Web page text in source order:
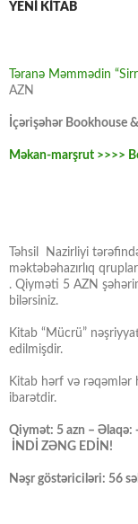
YENİ KİTAB
Təranə Məmmədin
AZN
İçərişəhər Bookhouse
Məkan-marşrut >>>>
Təhsil Nazirliyi
məktəbəhazırlıq
. Qiyməti 5 AZN
bilərsiniz.
Kitab “Mücrü”
edilmişdir.
Kitab hərf və rəqəmlər
ibarətdir.
Qiymət: 5 azn –
İNDİ ZƏNG EDİN!
Nəşr göstəriciləri: 56